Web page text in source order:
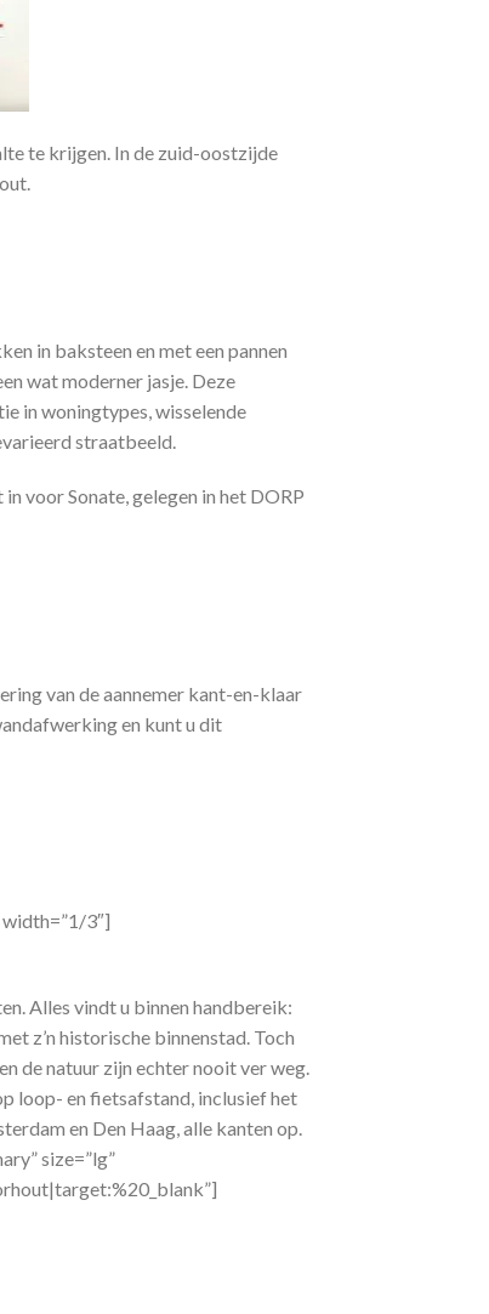
te krijgen. In de zuid-oostzijde
in baksteen en met een pannen
wat moderner jasje. Deze
in woningtypes, wisselende
straatbeeld.
voor Sonate, gelegen in het DORP
van de aannemer kant-en-klaar
en kunt u dit
3″]
Alles vindt u binnen handbereik:
z’n historische binnenstad. Toch
de natuur zijn echter nooit ver weg.
loop- en fietsafstand, inclusief het
en Den Haag, alle kanten op.
size=”lg”